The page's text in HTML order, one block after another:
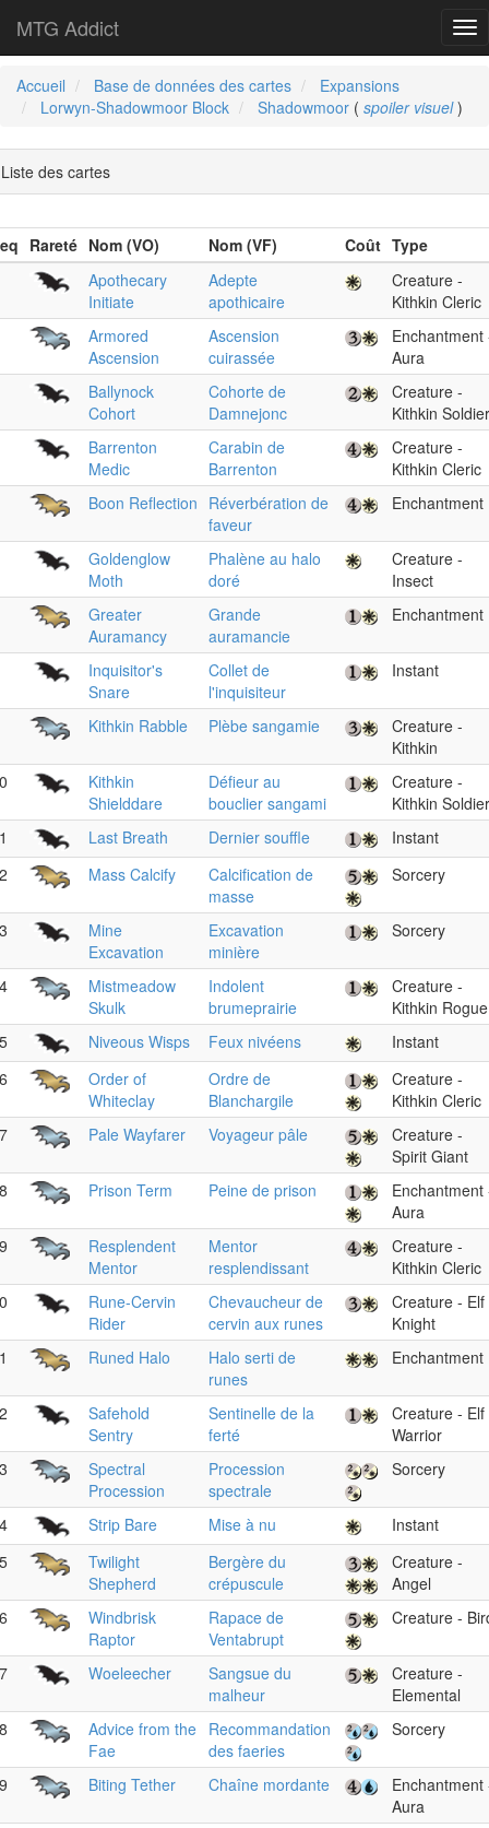
MTG Addict
Accueil Base de données des cartes
Expansions
Lorwyn-Shadowmoor Block
Shadowmoor ( spoiler visuel )
Liste des cartes
Rareté Nom (VO) Nom (VF) Coût Type
Apothecary
Initiate
Adepte
apothicaire
Creature -
Kithkin Cleric
Armored
Ascension
Ascension
cuirassée
Enchantment
Aura
Ballynock
Cohort
Cohorte de
Damnejonc
Creature -
Kithkin Soldier
Barrenton
Medic
Carabin de
Barrenton
Creature -
Kithkin Cleric
Boon Reflection Réverbération de
faveur
Enchantment
Goldenglow
Moth
Phalène au halo
doré
Creature -
Insect
Greater
Auramancy
Grande
auramancie
Enchantment
Inquisitor's
Snare
Collet de
l'inquisiteur
Instant
Kithkin Rabble Plèbe sangamie
Creature -
Kithkin
Kithkin
Shielddare
Défieur au
bouclier sangami
Creature -
Kithkin Soldier
Last Breath Dernier souffle
Instant
Mass Calcify
Calcification de
masse
Sorcery
Mine
Excavation
Excavation
minière
Sorcery
Mistmeadow
Skulk
Indolent
brumeprairie
Creature -
Kithkin Rogue
Niveous Wisps Feux nivéens
Instant
Order of
Whiteclay
Ordre de
Blanchargile
Creature -
Kithkin Cleric
Pale Wayfarer Voyageur pâle
Creature -
Spirit Giant
Prison Term Peine de prison
Enchantment
Aura
Resplendent
Mentor
Mentor
resplendissant
Creature -
Kithkin Cleric
Rune-Cervin
Rider
Chevaucheur de
cervin aux runes
Creature - Elf
Knight
Runed Halo
Halo serti de
runes
Enchantment
Safehold
Sentry
Sentinelle de la
ferté
Creature - Elf
Warrior
Spectral
Procession
Procession
spectrale
Sorcery
Strip Bare Mise à nu
Instant
Twilight
Shepherd
Bergère du
crépuscule
Creature -
Angel
Windbrisk
Raptor
Rapace de
Ventabrupt
Creature -
Woeleecher
Sangsue du
malheur
Creature -
Elemental
Advice from the
Fae
Recommandation
des faeries
Sorcery
Biting Tether Chaîne mordante
Enchantment
Aura